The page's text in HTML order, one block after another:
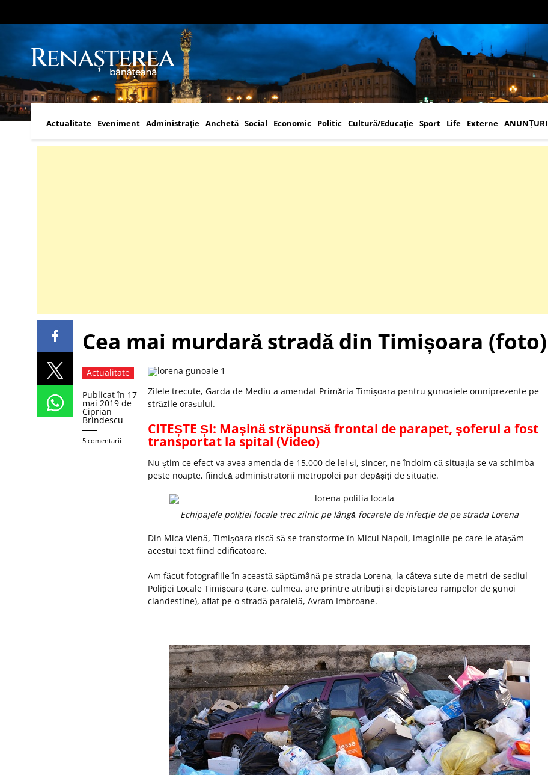
Actualitate Eveniment Administraţie Anchetă Social Economic Politic Cultură/Educaţie Sport Life Externe ANUNȚURI
Cea mai murdară stradă din Timișoara (foto)
Actualitate
Publicat în 17
mai 2019 de
Ciprian
Brindescu
5 comentarii
Zilele trecute, Garda de Mediu a amendat Primăria Timișoara pentru gunoaiele omniprezente pe
străzile orașului.
CITEȘTE ȘI: Maşină străpunsă frontal de parapet, şoferul a fost
transportat la spital (Video)
Nu știm ce efect va avea amenda de 15.000 de lei și, sincer, ne îndoim că situația se va schimba
peste noapte, fiindcă administratorii metropolei par depășiți de situație.
Echipajele poliției locale trec zilnic pe lângă focarele de infecție de pe strada Lorena
Din Mica Vienă, Timișoara riscă să se transforme în Micul Napoli, imaginile pe care le atașăm
acestui text fiind edificatoare.
Am făcut fotografiile în această săptămână pe strada Lorena, la câteva sute de metri de sediul
Poliției Locale Timișoara (care, culmea, are printre atribuții și depistarea rampelor de gunoi
clandestine), aflat pe o stradă paralelă, Avram Imbroane.